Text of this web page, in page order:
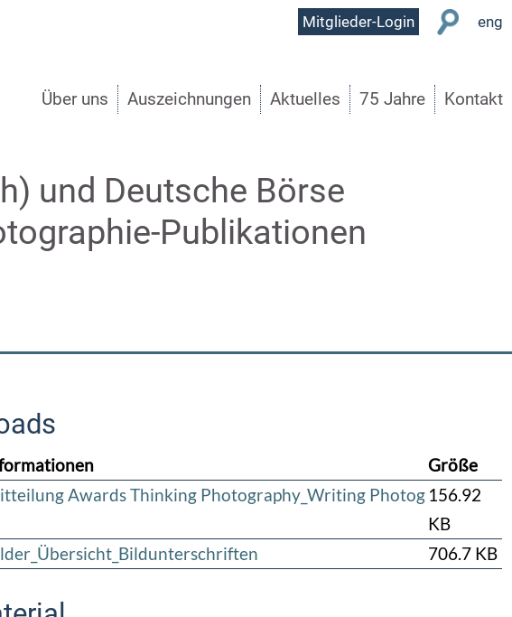
User
Mitglieder-Login eng
Über uns Auszeichnungen Aktuelles 75 Jahre Kontakt
und Deutsche Börse
Publikationen
Größe
Awards Thinking Photography_Writing Photog 156.92
KB
706.7 KB